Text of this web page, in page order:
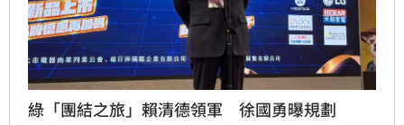
綠「團結之旅」賴清德領軍 徐國勇曝規劃